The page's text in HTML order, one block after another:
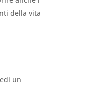
della vita
un